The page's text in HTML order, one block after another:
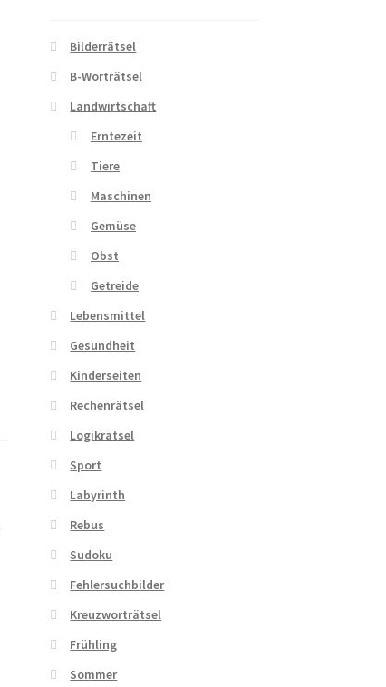
Bilderrätsel
B-Worträtsel
Landwirtschaft
Erntezeit
Tiere
Maschinen
Gemüse
Obst
Getreide
Lebensmittel
Gesundheit
Kinderseiten
Rechenrätsel
Logikrätsel
Sport
Labyrinth
Rebus
Sudoku
Fehlersuchbilder
Kreuzworträtsel
Frühling
Sommer